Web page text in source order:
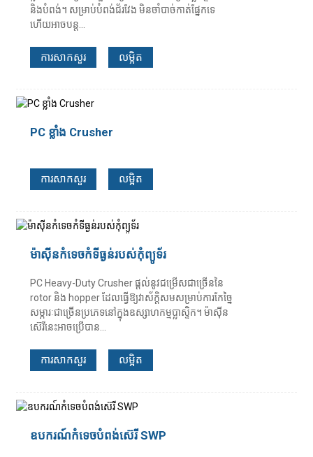
និងបំពង់។ សម្រាប់បំពង់ជ័រវែង មិនចាំបាច់កាត់ផ្នែកទេ
ហើយអាចបន្ត...
ការសាកសួរ លម្អិត
PC ខ្លាំង Crusher
ការសាកសួរ លម្អិត
ម៉ាស៊ីនកំទេចកំទីធ្ងន់របស់កុំព្យូទ័រ
PC Heavy-Duty Crusher ផ្តល់នូវជម្រើសជាច្រើននៃ
rotor និង hopper ដែលធ្វើឱ្យវាស័ក្តិសមសម្រាប់ការកែច្នៃ
សម្ភារៈជាច្រើនប្រភេទនៅក្នុងឧស្សាហកម្មប្លាស្ទិក។ ម៉ាស៊ីន
ស៊េរីនេះអាចប្រើបាន...
ការសាកសួរ លម្អិត
ឧបករណ៍កំទេចបំពង់ស៊េរី SWP